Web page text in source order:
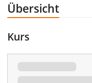
Übersicht
Kurs